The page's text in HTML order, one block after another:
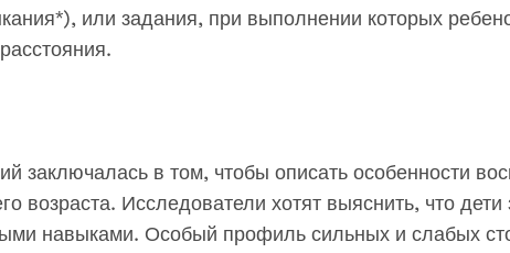
или задания, при выполнении которых
заключалась в том, чтобы описать особенности
возраста. Исследователи хотят выяснить, что дети
навыками. Особый профиль сильных и слабых